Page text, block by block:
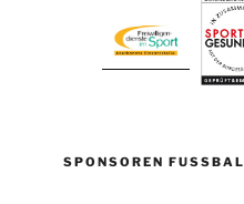
SPONSOREN FUSSBALL